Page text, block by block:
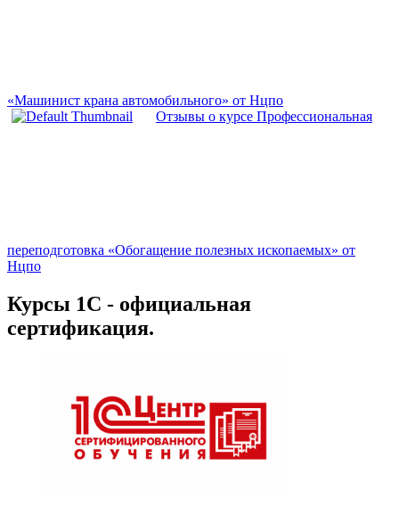
«Машинист крана автомобильного» от Нцпо
Отзывы о курсе Профессиональная
переподготовка «Обогащение полезных ископаемых» от
Нцпо
Курсы 1С - официальная
сертификация.